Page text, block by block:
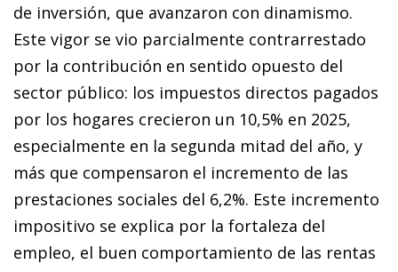
de inversión, que avanzaron con dinamismo.
Este vigor se vio parcialmente contrarrestado
por la contribución en sentido opuesto del
sector público: los impuestos directos pagados
por los hogares crecieron un 10,5% en 2025,
especialmente en la segunda mitad del año, y
más que compensaron el incremento de las
prestaciones sociales del 6,2%. Este incremento
impositivo se explica por la fortaleza del
empleo, el buen comportamiento de las rentas